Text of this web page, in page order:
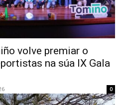
volve premiar o
na súa IX Gala
0